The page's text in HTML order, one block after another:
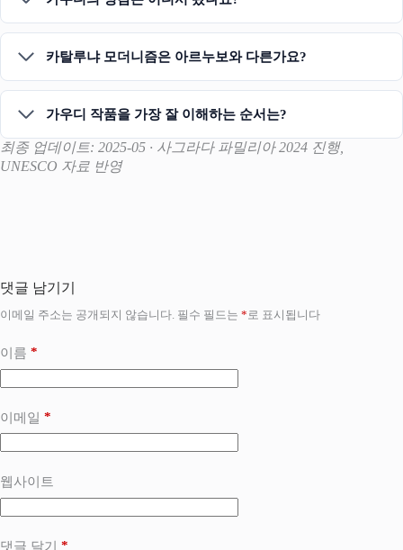
카탈루냐 모더니즘은 아르누보와 다른가요?
가우디 작품을 가장 잘 이해하는 순서는?
최종 업데이트: 2025-05 · 사그라다 파밀리아 2024 진행,
UNESCO 자료 반영
댓글 남기기
이메일 주소는 공개되지 않습니다. 필수 필드는 *로 표시됩니다
이름 *
이메일 *
웹사이트
댓글 달기 *